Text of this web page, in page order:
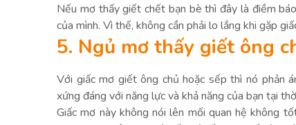
Nếu mơ thấy giết chết bạn bè thì đây là điềm
của mình. Vì thế, không cần phải lo lắng khi gặp
5. Ngủ mơ thấy giết ông
Với giấc mơ giết ông chủ hoặc sếp thì nó phản
xứng đáng với năng lực và khả năng của bạn tại
Giấc mơ này không nói lên mối quan hệ không